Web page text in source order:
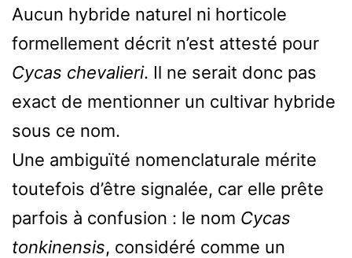
Aucun hybride naturel ni horticole
formellement décrit n’est attesté pour
Cycas chevalieri. Il ne serait donc pas
exact de mentionner un cultivar hybride
sous ce nom.
Une ambiguïté nomenclaturale mérite
toutefois d’être signalée, car elle prête
parfois à confusion : le nom Cycas
tonkinensis, considéré comme un